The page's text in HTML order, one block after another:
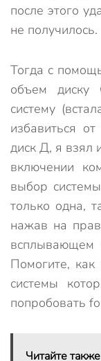
после этого
не получилось.
Тогда с
объем
систему
избавиться
диск Д, я взял
включении
выбор
только одна,
нажав на
всплывающем
Помогите, как
системы
попробовать
Читайте